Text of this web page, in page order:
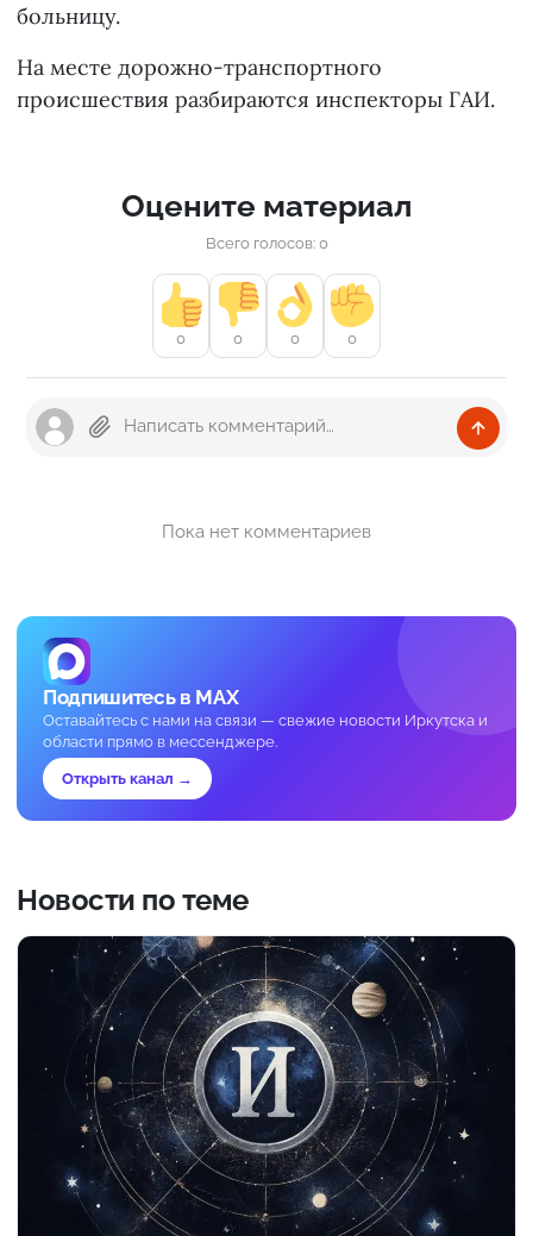
больницу.
На месте дорожно-транспортного
происшествия разбираются инспекторы ГАИ.
Оцените материал
Всего голосов: 0
0 0 0 0
Пока нет комментариев
Подпишитесь в MAX
Оставайтесь с нами на связи — свежие новости Иркутска и
области прямо в мессенджере.
Открыть канал →
Новости по теме